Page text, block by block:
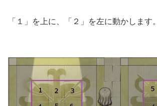
「１」を上に、「２」を左に動かします。